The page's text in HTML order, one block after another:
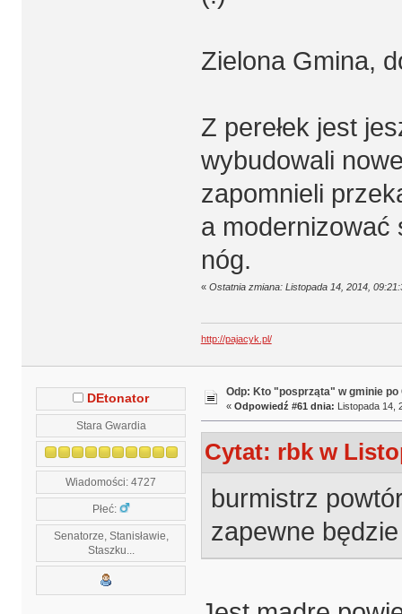
Zielona Gmina,
Z perełek jest
wybudowali
zapomnieli
a modernizować
nóg.
« Ostatnia zmiana: Listopada 14, 2014,
http://pajacyk.pl/
DEtonator
Stara Gwardia
Wiadomości: 4727
Płeć:
Senatorze, Stanisławie,
Staszku...
Odp: Kto "posprząta" w gminie po
« Odpowiedź #61 dnia: Listopada 14,
Cytat: rbk w
burmistrz
zapewne